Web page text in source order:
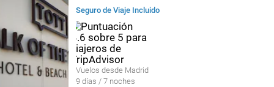
Seguro de Viaje Incluido
Vuelos desde Madrid
9 días / 7 noches